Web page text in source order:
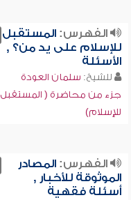
الفهرس:المستقبل
للإسلام على يد من؟ ,
الأسئلة
للشيخ: سلمان العودة
جزء من محاضرة ( المستقبل
للإسلام)
الفهرس:المصادر
الموثوقة للأخبار ,
أسئلة فقهية